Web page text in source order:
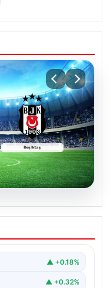
Beşiktaş Canlı
“…
▲ +0.18%
▲ +0.32%